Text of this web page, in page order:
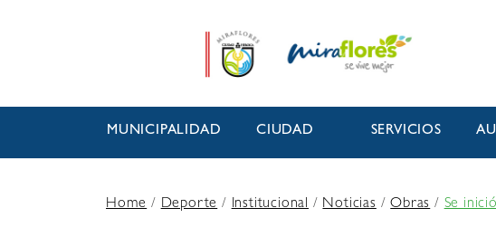
MUNICIPALIDAD CIUDAD SERVICIOS
Home/Deporte/Institucional /Noticias/Obras/Se